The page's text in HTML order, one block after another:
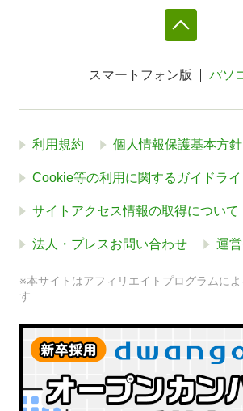
スマートフォン版 パソ
利用規約 個人情報保護基本方針
Cookie等の利用に関するガイドライ
サイトアクセス情報の取得について
法人・プレスお問い合わせ 運
※本サイトはアフィリエイトプログラムに
す